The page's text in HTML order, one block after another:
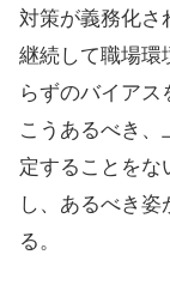
対策が義務化さ
継続して職場環
らずのバイア
こうあるべき、
定することをな
し、あるべき
る。